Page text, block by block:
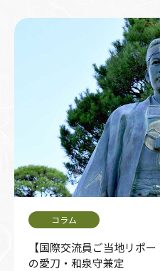
【国際交流員ご当地リポ
の愛刀・和泉守兼定